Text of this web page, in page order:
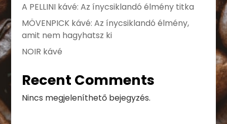
A PELLINI kávé: Az ínycsiklandó élmény titka
MÖVENPICK kávé: Az ínycsiklandó élmény,
amit nem hagyhatsz ki
NOIR kávé
Recent Comments
Nincs megjeleníthető bejegyzés.